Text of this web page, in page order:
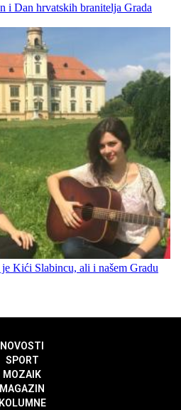
i Dan hrvatskih branitelja Grada
Kići Slabincu, ali i našem Gradu
NOVOSTI
SPORT
MOZAIK
MAGAZIN
KOLUMNE